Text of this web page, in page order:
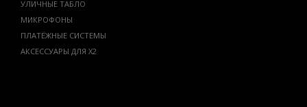
УЛИЧНЫЕ ТАБЛО
МИКРОФОНЫ
ПЛАТЁЖНЫЕ СИСТЕМЫ
АКСЕССУАРЫ ДЛЯ Х2